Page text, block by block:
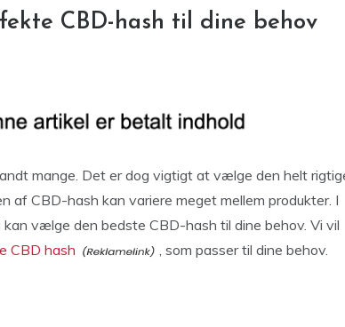
CBD-hash til dine behov
mange. Det er dog vigtigt at vælge den helt
af CBD-hash kan variere meget mellem produkter. I
vælge den bedste CBD-hash til dine behov. Vi vil
CBD hash , som passer til dine behov.